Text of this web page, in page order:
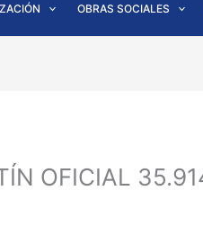
OBRAS SOCIALES
OFICIAL